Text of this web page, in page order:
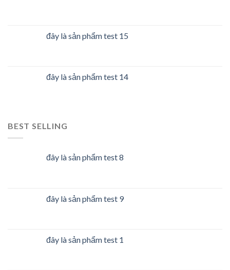
đây là sản phẩm test 15
đây là sản phẩm test 14
BEST SELLING
đây là sản phẩm test 8
đây là sản phẩm test 9
đây là sản phẩm test 1